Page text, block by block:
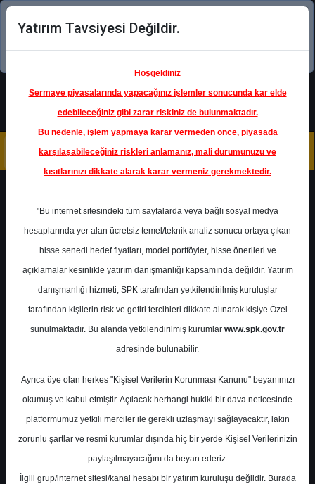
Şimdi uygulamayı indirin!
Ana Sayfa Raporlar
Şeker Yatırım
Rapor Detay
DOAS - Hedef Fiyat
Şeker Yatırım 20 Ağustos 2025
Yatırım Tavsiyesi Değildir.
Hoşgeldiniz
Sermaye piyasalarında yapacağınız işlemler sonucunda kar elde
edebileceğiniz gibi zarar riskiniz de bulunmaktadır.
Bu nedenle, işlem yapmaya karar vermeden önce, piyasada
karşılaşabileceğiniz riskleri anlamanız, mali durumunuzu ve
kısıtlarınızı dikkate alarak karar vermeniz gerekmektedir.
"Bu internet sitesindeki tüm sayfalarda veya bağlı sosyal medya
hesaplarında yer alan ücretsiz temel/teknik analiz sonucu ortaya çıkan
hisse senedi hedef fiyatları, model portföyler, hisse önerileri ve
açıklamalar kesinlikle yatırım danışmanlığı kapsamında değildir. Yatırım
danışmanlığı hizmeti, SPK tarafından yetkilendirilmiş kuruluşlar
tarafından kişilerin risk ve getiri tercihleri dikkate alınarak kişiye Özel
sunulmaktadır. Bu alanda yetkilendirilmiş kurumlar www.spk.gov.tr
adresinde bulunabilir.
Ayrıca üye olan herkes "Kişisel Verilerin Korunması Kanunu" beyanımızı
okumuş ve kabul etmiştir. Açılacak herhangi hukiki bir dava neticesinde
platformumuz yetkili merciler ile gerekli uzlaşmayı sağlayacaktır, lakin
zorunlu şartlar ve resmi kurumlar dışında hiç bir yerde Kişisel Verilerinizin
paylaşılmayacağını da beyan ederiz.
İlgili grup/internet sitesi/kanal hesabı bir yatırım kuruluşu değildir. Burada